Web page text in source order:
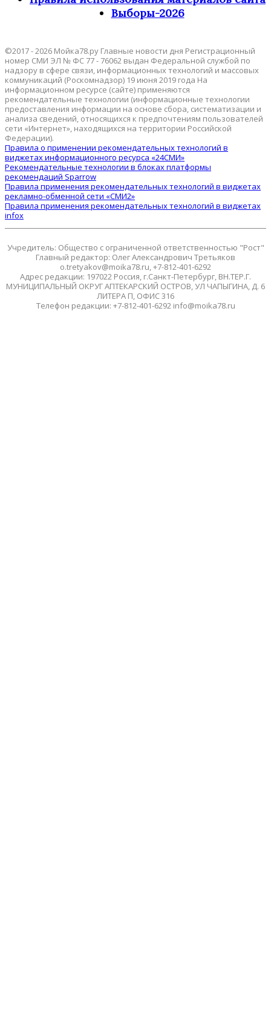
Выборы-2026
©2017 - 2026 Мойка78.ру Главные новости дня Регистрационный
номер СМИ ЭЛ № ФС 77 - 76062 выдан Федеральной службой по
надзору в сфере связи, информационных технологий и массовых
коммуникаций (Роскомнадзор) 19 июня 2019 года На
информационном ресурсе (сайте) применяются
рекомендательные технологии (информационные технологии
предоставления информации на основе сбора, систематизации и
анализа сведений, относящихся к предпочтениям пользователей
сети «Интернет», находящихся на территории Российской
Федерации).
Правила о применении рекомендательных технологий в
виджетах информационного ресурса «24СМИ»
Рекомендательные технологии в блоках платформы
рекомендаций Sparrow
Правила применения рекомендательных технологий в виджетах
рекламно-обменной сети «СМИ2»
Правила применения рекомендательных технологий в виджетах
infox
Учредитель: Общество с ограниченной ответственностью "Рост"
Главный редактор: Олег Александрович Третьяков
o.tretyakov@moika78.ru, +7-812-401-6292
Адрес редакции: 197022 Россия, г.Санкт-Петербург, ВН.ТЕР.Г.
МУНИЦИПАЛЬНЫЙ ОКРУГ АПТЕКАРСКИЙ ОСТРОВ, УЛ ЧАПЫГИНА, Д. 6
ЛИТЕРА П, ОФИС 316
Телефон редакции: +7-812-401-6292 info@moika78.ru